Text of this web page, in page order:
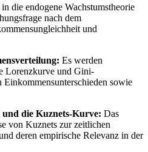
die endogene Wachstumstheorie
nach dem
und
Es werden
Lorenzkurve und Gini-
sowie
die Kuznets-Kurve: Das
von Kuznets zur zeitlichen
deren empirische Relevanz in der